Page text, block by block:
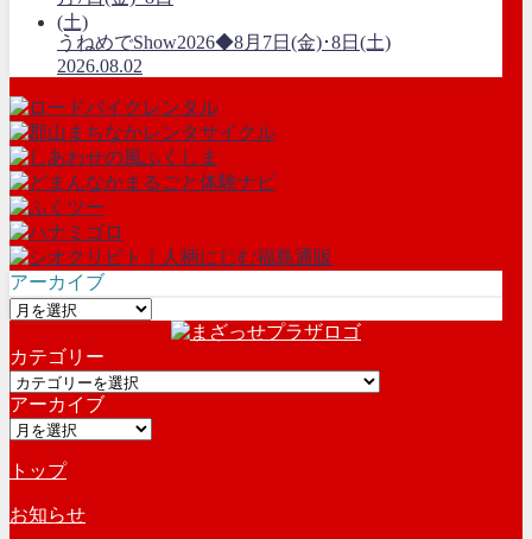
うねめでShow2026◆8月7日(金)･8日(土)
2026.08.02
アーカイブ
ア
カ
イ
ブ
カテゴリー
カ
テ
ゴ
ー
アーカイブ
ア
カ
イ
ブ
トップ
お知らせ